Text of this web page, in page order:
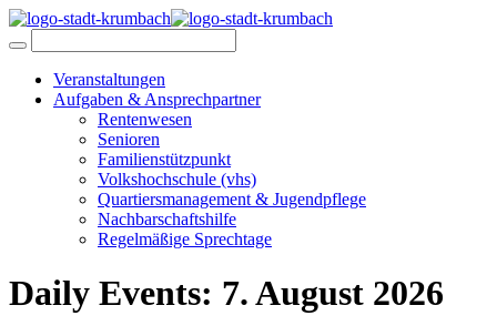
Veranstaltungen
Aufgaben & Ansprechpartner
Rentenwesen
Senioren
Familienstützpunkt
Volkshochschule (vhs)
Quartiersmanagement & Jugendpflege
Nachbarschaftshilfe
Regelmäßige Sprechtage
Daily Events: 7. August 2026